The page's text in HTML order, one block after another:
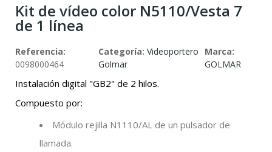
Kit de vídeo color N5110/Vesta 7
de 1 línea
Referencia:
0098000464
Categoría:Videoportero
Golmar
Marca:
GOLMAR
Instalación digital "GB2" de 2 hilos.
Compuesto por:
Módulo rejilla N1110/AL de un pulsador de
llamada.